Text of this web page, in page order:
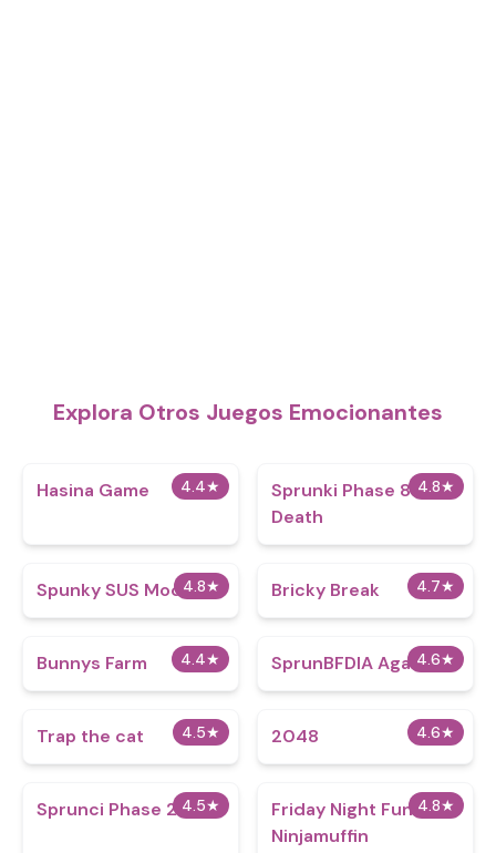
Explora Otros Juegos Emocionantes
4.4★
Hasina Game 4.8★
Sprunki Phase 888
Death
4.8★
Spunky SUS Mod 4.7★
Bricky Break
4.4★
Bunnys Farm 4.6★
SprunBFDIA Again
4.5★
Trap the cat 4.6★
2048
4.5★
Sprunci Phase 2 4.8★
Friday Night Funkin
Ninjamuffin